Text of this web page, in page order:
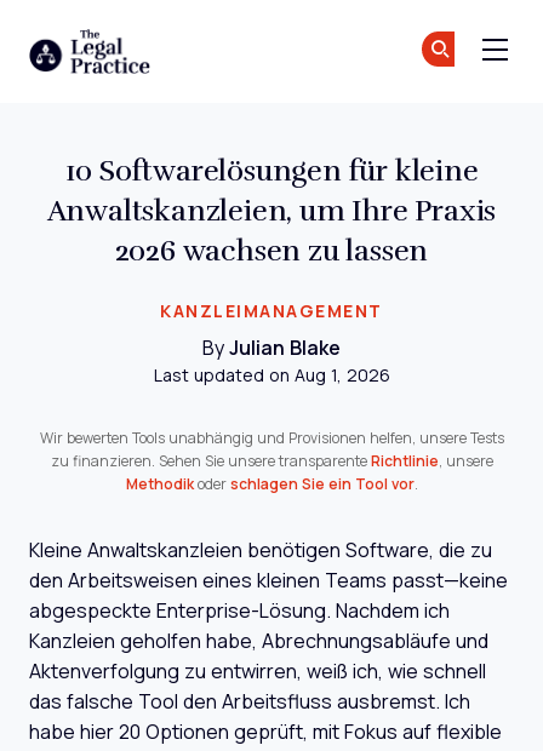
KANZLEIMANAGEMENT
10 Softwarelösungen für kleine
Anwaltskanzleien, um Ihre Praxis
2026 wachsen zu lassen
By Julian Blake
Last updated on Aug 1, 2026
Wir bewerten Tools unabhängig und Provisionen helfen, unsere Tests
zu finanzieren. Sehen Sie unsere transparente Richtlinie, unsere
Methodikoder schlagen Sie ein Tool vor.
Kleine Anwaltskanzleien benötigen Software, die zu
den Arbeitsweisen eines kleinen Teams passt—keine
abgespeckte Enterprise-Lösung. Nachdem ich
Kanzleien geholfen habe, Abrechnungsabläufe und
Aktenverfolgung zu entwirren, weiß ich, wie schnell
das falsche Tool den Arbeitsfluss ausbremst. Ich
habe hier 20 Optionen geprüft, mit Fokus auf flexible